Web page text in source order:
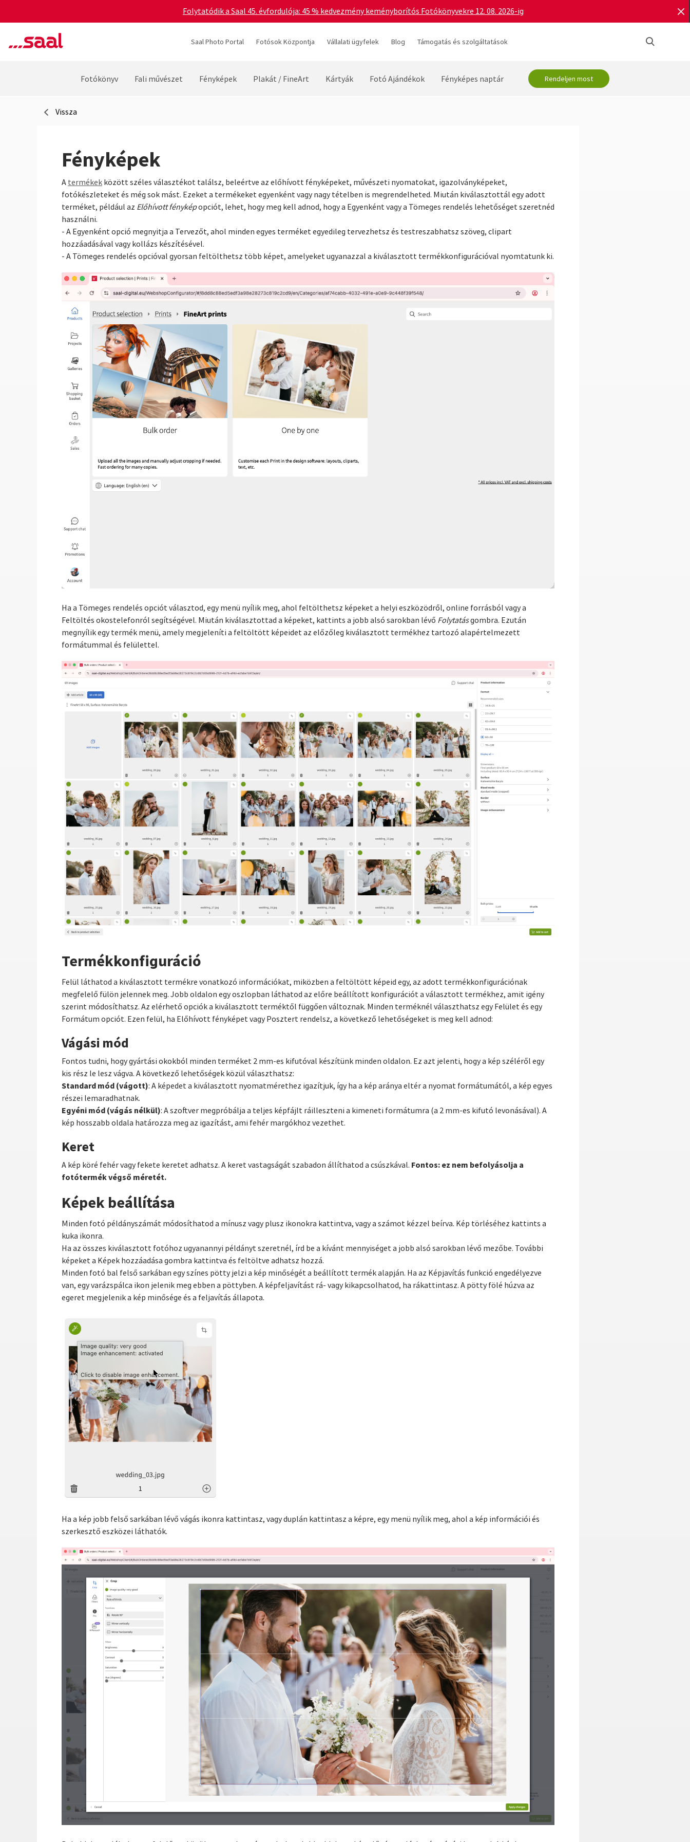
Folytatódik a Saal 45. évfordulója: 45 % kedvezmény keményborítós Fotókönyvekre 12. 08. 2026-ig
Saal Photo Portal Fotósok Központja Vállalati ügyfelek Blog Támogatás és szolgáltatások
Fotókönyv Fali művészet Fényképek Plakát / FineArt Kártyák Fotó Ajándékok Fényképes naptár Rendeljen most
Vissza
Fényképek
A termékek között széles választékot találsz, beleértve az előhívott fényképeket, művészeti nyomatokat, igazolványképeket,
fotókészleteket és még sok mást. Ezeket a termékeket egyenként vagy nagy tételben is megrendelheted. Miután kiválasztottál egy adott
terméket, például az Előhívott fényképopciót, lehet, hogy meg kell adnod, hogy a Egyenként vagy a Tömeges rendelés lehetőséget szeretnéd
használni.
- A Egyenként opció megnyitja a Tervezőt, ahol minden egyes terméket egyedileg tervezhetsz és testreszabhatsz szöveg, clipart
hozzáadásával vagy kollázs készítésével.
- A Tömeges rendelés opcióval gyorsan feltölthetsz több képet, amelyeket ugyanazzal a kiválasztott termékkonfigurációval nyomtatunk ki.
Ha a Tömeges rendelés opciót választod, egy menü nyílik meg, ahol feltölthetsz képeket a helyi eszközödről, online forrásból vagy a
Feltöltés okostelefonról segítségével. Miután kiválasztottad a képeket, kattints a jobb alsó sarokban lévő Folytatásgombra. Ezután
megnyílik egy termék menü, amely megjeleníti a feltöltött képeidet az előzőleg kiválasztott termékhez tartozó alapértelmezett
formátummal és felülettel.
Termékkonfiguráció
Felül láthatod a kiválasztott termékre vonatkozó információkat, miközben a feltöltött képeid egy, az adott termékkonfigurációnak
megfelelő fülön jelennek meg. Jobb oldalon egy oszlopban láthatod az előre beállított konfigurációt a választott termékhez, amit igény
szerint módosíthatsz. Az elérhető opciók a kiválasztott terméktől függően változnak. Minden terméknél választhatsz egy Felület és egy
Formátum opciót. Ezen felül, ha Előhívott fényképet vagy Posztert rendelsz, a következő lehetőségeket is meg kell adnod:
Vágási mód
Fontos tudni, hogy gyártási okokból minden terméket 2 mm-es kifutóval készítünk minden oldalon. Ez azt jelenti, hogy a kép széléről egy
kis rész le lesz vágva. A következő lehetőségek közül választhatsz:
Standard mód (vágott): A képedet a kiválasztott nyomatmérethez igazítjuk, így ha a kép aránya eltér a nyomat formátumától, a kép egyes
részei lemaradhatnak.
Egyéni mód (vágás nélkül): A szoftver megpróbálja a teljes képfájlt ráilleszteni a kimeneti formátumra (a 2 mm-es kifutó levonásával). A
kép hosszabb oldala határozza meg az igazítást, ami fehér margókhoz vezethet.
Keret
A kép köré fehér vagy fekete keretet adhatsz. A keret vastagságát szabadon állíthatod a csúszkával. Fontos: ez nem befolyásolja a
fotótermék végső méretét.
Képek beállítása
Minden fotó példányszámát módosíthatod a mínusz vagy plusz ikonokra kattintva, vagy a számot kézzel beírva. Kép törléséhez kattints a
kuka ikonra.
Ha az összes kiválasztott fotóhoz ugyanannyi példányt szeretnél, írd be a kívánt mennyiséget a jobb alsó sarokban lévő mezőbe. További
képeket a Képek hozzáadása gombra kattintva és feltöltve adhatsz hozzá.
Minden fotó bal felső sarkában egy színes pötty jelzi a kép minőségét a beállított termék alapján. Ha az Képjavítás funkció engedélyezve
van, egy varázspálca ikon jelenik meg ebben a pöttyben. A képfeljavítást rá- vagy kikapcsolhatod, ha rákattintasz. A pötty fölé húzva az
egeret megjelenik a kép minősége és a feljavítás állapota.
Ha a kép jobb felső sarkában lévő vágás ikonra kattintasz, vagy duplán kattintasz a képre, egy menü nyílik meg, ahol a kép információi és
szerkesztő eszközei láthatók.